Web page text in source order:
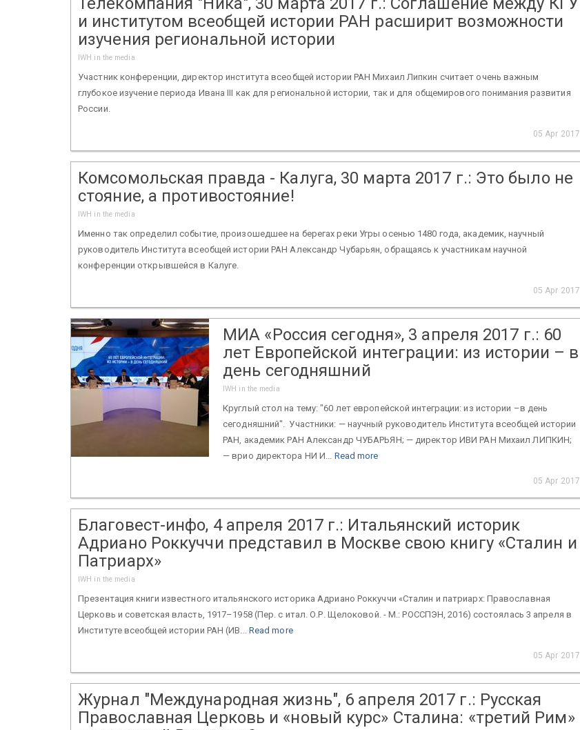
и институтом всеобщей истории РАН расширит возможности
изучения региональной истории
IWH in the media
Участник конференции, директор института всеобщей истории РАН Михаил Липкин считает очень важным
глубокое изучение периода Ивана III как для региональной истории, так и для общемирового понимания развития
России.
05 Apr 2017
Комсомольская правда - Калуга, 30 марта 2017 г.: Это было не
стояние, а противостояние!
IWH in the media
Именно так определил событие, произошедшее на берегах реки Угры осенью 1480 года, академик, научный
руководитель Института всеобщей истории РАН Александр Чубарьян, обращаясь к участникам научной
конференции открывшейся в Калуге.
05 Apr 2017
МИА «Россия сегодня», 3 апреля 2017 г.: 60
лет Европейской интеграции: из истории – в
день сегодняшний
IWH in the media
Круглый стол на тему: "60 лет европейской интеграции: из истории –в день
сегодняшний". Участники: — научный руководитель Института всеобщей истории
РАН, академик РАН Александр ЧУБАРЬЯН; — директор ИВИ РАН Михаил ЛИПКИН;
— врио директора НИ И... Read more
05 Apr 2017
Благовест-инфо, 4 апреля 2017 г.: Итальянский историк
Адриано Роккуччи представил в Москве свою книгу «Сталин и
Патриарх»
IWH in the media
Презентация книги известного итальянского историка Адриано Роккуччи «Сталин и патриарх: Православная
Церковь и советская власть, 1917–1958 (Пер. с итал. О.Р. Щелоковой. - М.: РОССПЭН, 2016) состоялась 3 апреля в
Институте всеобщей истории РАН (ИВ... Read more
05 Apr 2017
Журнал "Международная жизнь", 6 апреля 2017 г.: Русская
Православная Церковь и «новый курс» Сталина: «третий Рим»